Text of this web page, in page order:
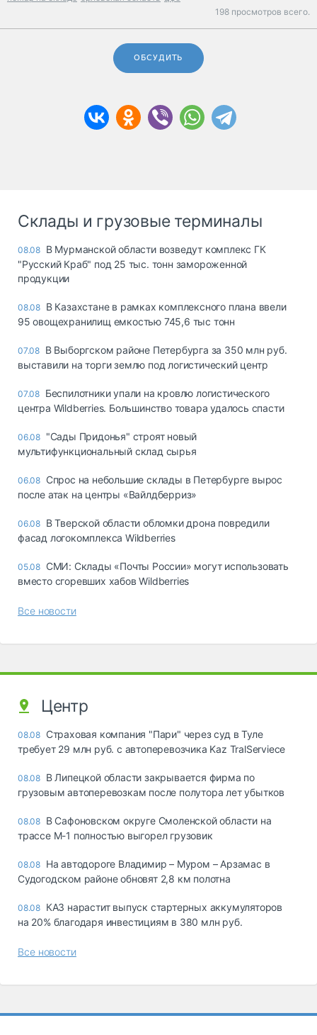
198 просмотров всего.
ОБСУДИТЬ
Склады и грузовые терминалы
08.08 В Мурманской области возведут комплекс ГК
"Русский Краб" под 25 тыс. тонн замороженной
продукции
08.08 В Казахстане в рамках комплексного плана ввели
95 овощехранилищ емкостью 745,6 тыс тонн
07.08 В Выборгском районе Петербурга за 350 млн руб.
выставили на торги землю под логистический центр
07.08 Беспилотники упали на кровлю логистического
центра Wildberries. Большинство товара удалось спасти
06.08 "Сады Придонья" строят новый
мультифункциональный склад сырья
06.08 Спрос на небольшие склады в Петербурге вырос
после атак на центры «Вайлдберриз»
06.08 В Тверской области обломки дрона повредили
фасад логокомплекса Wildberries
05.08 СМИ: Склады «Почты России» могут использовать
вместо сгоревших хабов Wildberries
Все новости
Центр
08.08 Страховая компания "Пари" через суд в Туле
требует 29 млн руб. с автоперевозчика Kaz TralServiece
08.08 В Липецкой области закрывается фирма по
грузовым автоперевозкам после полутора лет убытков
08.08 В Сафоновском округе Смоленской области на
трассе М-1 полностью выгорел грузовик
08.08 На автодороге Владимир – Муром – Арзамас в
Судогодском районе обновят 2,8 км полотна
08.08 КАЗ нарастит выпуск стартерных аккумуляторов
на 20% благодаря инвестициям в 380 млн руб.
Все новости